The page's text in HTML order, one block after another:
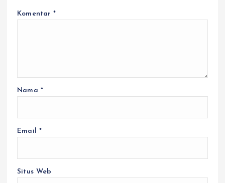
Komentar*
Nama *
Email *
Situs Web
Caba
Porp
a
Caba
Porp